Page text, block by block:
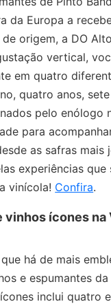
da Europa a
origem, a DO
vertical,
em quatro
quatro anos,
pelo enólogo
para
as safras mais
experiências que
vinícola! Confira.
vinhos ícones na
há de mais
e espumantes
inclui quatro